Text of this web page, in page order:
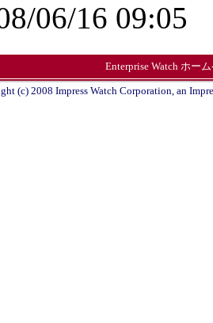
06/16 09:05
Enterprise Watch ホー
(c) 2008 Impress Watch Corporation, an